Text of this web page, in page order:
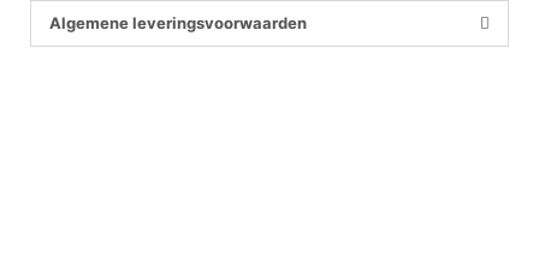
Algemene leveringsvoorwaarden